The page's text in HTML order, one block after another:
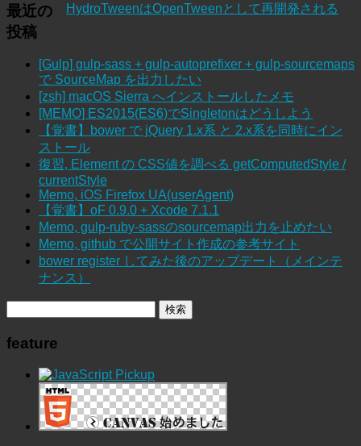
HydroTweenはOpenTweenとして再開発される
最近の
投稿
[Gulp] gulp-sass + gulp-autoprefixer + gulp-sourcemaps
で SourceMap を出力したい
[zsh] macOS Sierra へインストールしたメモ
[MEMO] ES2015(ES6)でSingletonはどうしよう
【覚書】bower で jQuery 1.x系 と 2.x系を同時にイン
ストール
復習, Element の CSS値を調べる getComputedStyle /
currentStyle
Memo, iOS Firefox UA(userAgent)
【覚書】oF 0.9.0 + Xcode 7.1.1
Memo, gulp-ruby-sassのsourcemap出力を止めたい
Memo, github で公開サイト作成の参考サイト
bower register してみた後のアップデート（メインテ
ナンス）
feature